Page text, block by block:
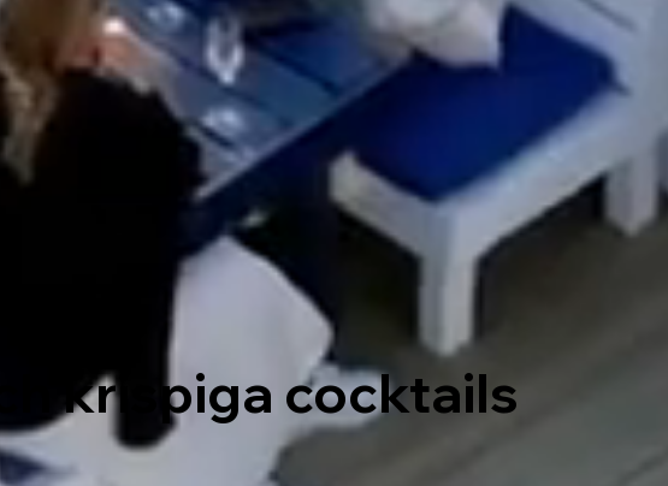
krispiga cocktails